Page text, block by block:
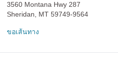
3560 Montana Hwy 287
Sheridan
MT 59749-9564
ขอเส้นทาง